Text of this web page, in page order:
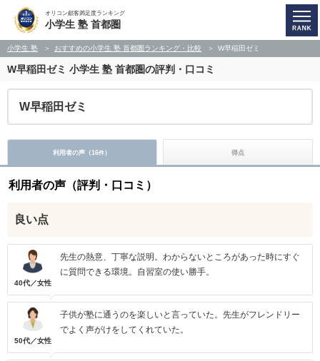
オリコン顧客満足度ランキング
小学生 塾 首都圏
小学生 塾 おすすめの小学生 塾 首都圏ランキング・比較 W早稲田ゼミ
W早稲田ゼミ 小学生 塾 首都圏の評判・口コミ
W早稲田ゼミ
利用者の声（16件） 得点
利用者の声（評判・口コミ）
良い点
40代／女性
先生の熱意、丁寧な説明。わからないところがあった時にすぐ
に質問できる環境。自習室の使い勝手。
50代／女性
子供が塾に通うのを楽しいと言っていた。先生がフレンドリー
でよく声がけをしてくれていた。